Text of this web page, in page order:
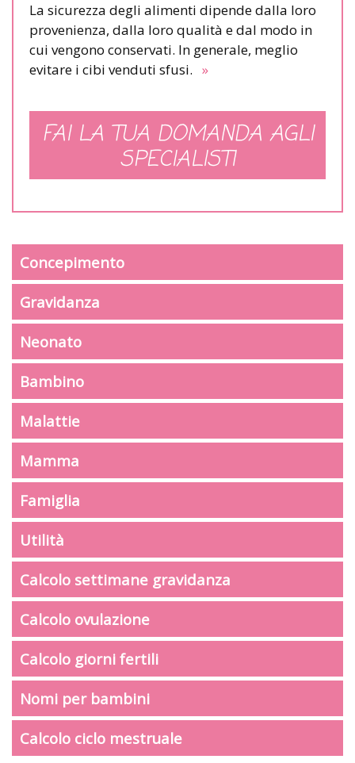
La sicurezza degli alimenti dipende dalla loro
provenienza, dalla loro qualità e dal modo in
cui vengono conservati. In generale, meglio
evitare i cibi venduti sfusi. »
FAI LA TUA DOMANDA AGLI
SPECIALISTI
Concepimento
Gravidanza
Neonato
Bambino
Malattie
Mamma
Famiglia
Utilità
Calcolo settimane gravidanza
Calcolo ovulazione
Calcolo giorni fertili
Nomi per bambini
Calcolo ciclo mestruale